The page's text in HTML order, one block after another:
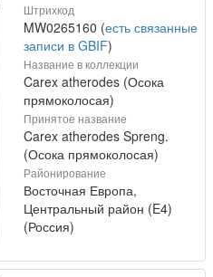
Штрихкод
MW0265160 (есть связанные
записи в GBIF)
Название в коллекции
Carex atherodes (Осока
прямоколосая)
Принятое название
Carex atherodes Spreng.
(Осока прямоколосая)
Районирование
Восточная Европа,
Центральный район (E4)
(Россия)